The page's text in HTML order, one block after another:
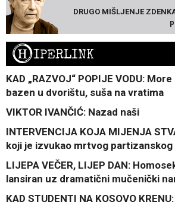
DRUGO MIŠLJENJE
HIPERLINK
KAD „RAZVOJ“ POPIJE VODU:
bazen u dvorištu, suša na vratima
VIKTOR IVANČIĆ: Nazad naši
INTERVENCIJA KOJA MIJENJA
koji je izvukao mrtvog
LIJEPA VEČER, LIJEP DAN:
lansiran uz dramatični mučenički
KAD STUDENTI NA KOSOVO